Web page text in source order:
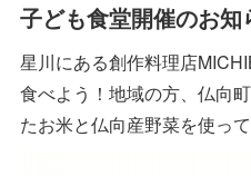
子ども食堂開催のお知
星川にある創作料理店
食べよう！地域の方、仏向
たお米と仏向産野菜を使っ